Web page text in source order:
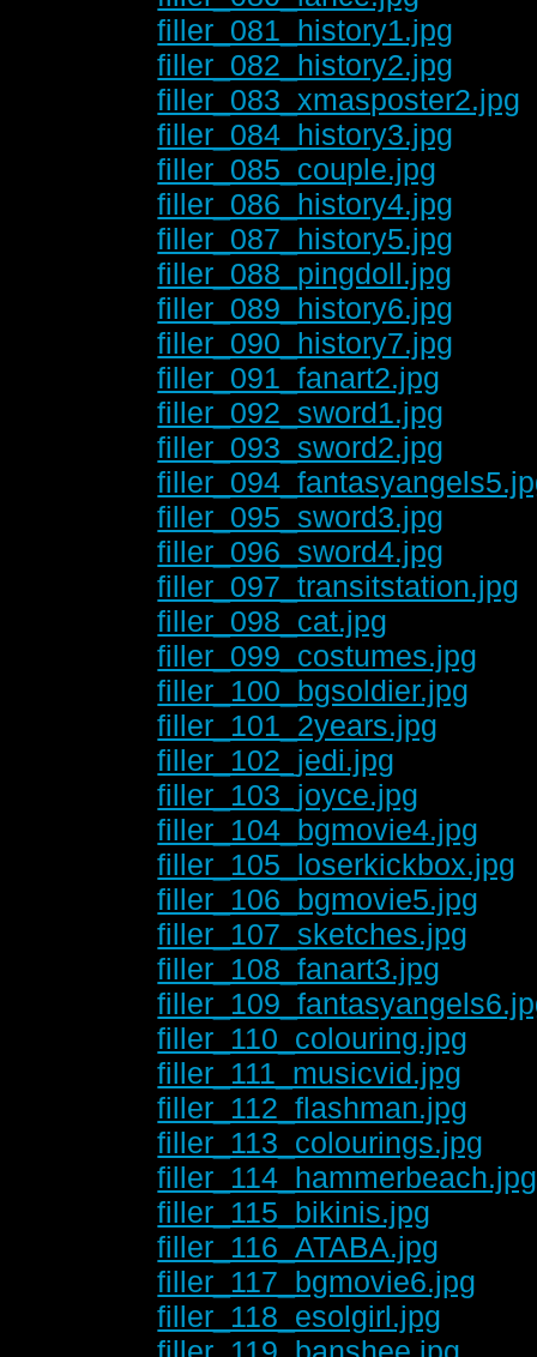
filler_081_history1.jpg
filler_082_history2.jpg
filler_083_xmasposter2.jpg
filler_084_history3.jpg
filler_085_couple.jpg
filler_086_history4.jpg
filler_087_history5.jpg
filler_088_pingdoll.jpg
filler_089_history6.jpg
filler_090_history7.jpg
filler_091_fanart2.jpg
filler_092_sword1.jpg
filler_093_sword2.jpg
filler_095_sword3.jpg
filler_096_sword4.jpg
filler_097_transitstation.jpg
filler_098_cat.jpg
filler_099_costumes.jpg
filler_100_bgsoldier.jpg
filler_101_2years.jpg
filler_102_jedi.jpg
filler_103_joyce.jpg
filler_104_bgmovie4.jpg
filler_105_loserkickbox.jpg
filler_106_bgmovie5.jpg
filler_107_sketches.jpg
filler_108_fanart3.jpg
filler_110_colouring.jpg
filler_111_musicvid.jpg
filler_112_flashman.jpg
filler_113_colourings.jpg
filler_114_hammerbeach.jpg
filler_115_bikinis.jpg
filler_116_ATABA.jpg
filler_117_bgmovie6.jpg
filler_118_esolgirl.jpg